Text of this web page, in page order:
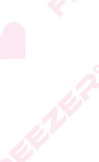
גבי האריזה
* טעות סופר
או במחירו לא